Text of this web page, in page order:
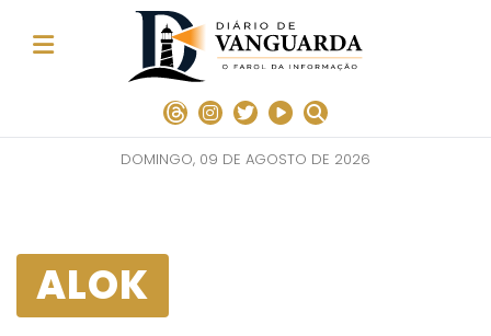
DOMINGO, 09 DE AGOSTO DE 2026
ALOK